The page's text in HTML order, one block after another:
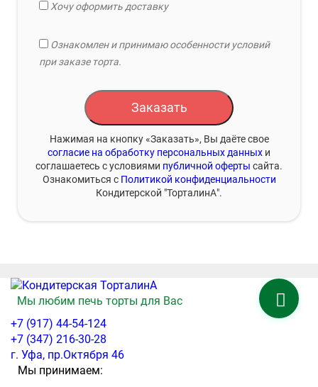
Хочу оформить доставку
Ознакомлен и принимаю особенности условий
при заказе торта.
Заказать
Нажимая на кнопку «Заказать», Вы даёте свое
согласие на обработку персональных данных и
соглашаетесь с условиями публичной оферты сайта.
Ознакомиться с Политикой конфиденциальности
Кондитерской "ТорталинА".
Мы любим печь торты для Вас
+7 (917) 44-54-124
+7 (347) 216-30-28
г. Уфа, пр.Октября 46
Мы принимаем: